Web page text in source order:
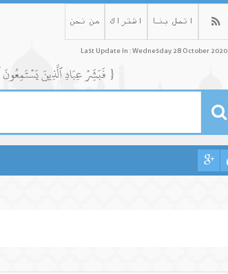
من نحن اشتراك اتصل بنا
Last Update In : Wednesday 28 October 2020
{ فَبَشِّرۡ عِبَادِ ٱلَّذِينَ يَسۡتَمِعُونَ ٱلۡقَوۡلَ فَيَتَّبِعُونَ أَحۡسَنَهُۥٓۚ أُوْلَٰٓئِكَ ٱلَّذِينَ هَدَىٰهُمُ ٱللَّهُۖ وَأُوْلَٰٓئِكَ هُمۡ أُوْلُواْ ٱلۡأَلۡبَٰبِ }